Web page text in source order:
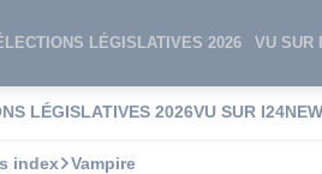
LÉGISLATIVES 2026 VU SUR
LÉGISLATIVES 2026VU SUR
index Vampire